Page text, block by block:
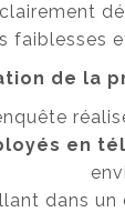
clairement
faiblesses
de la
en
dans